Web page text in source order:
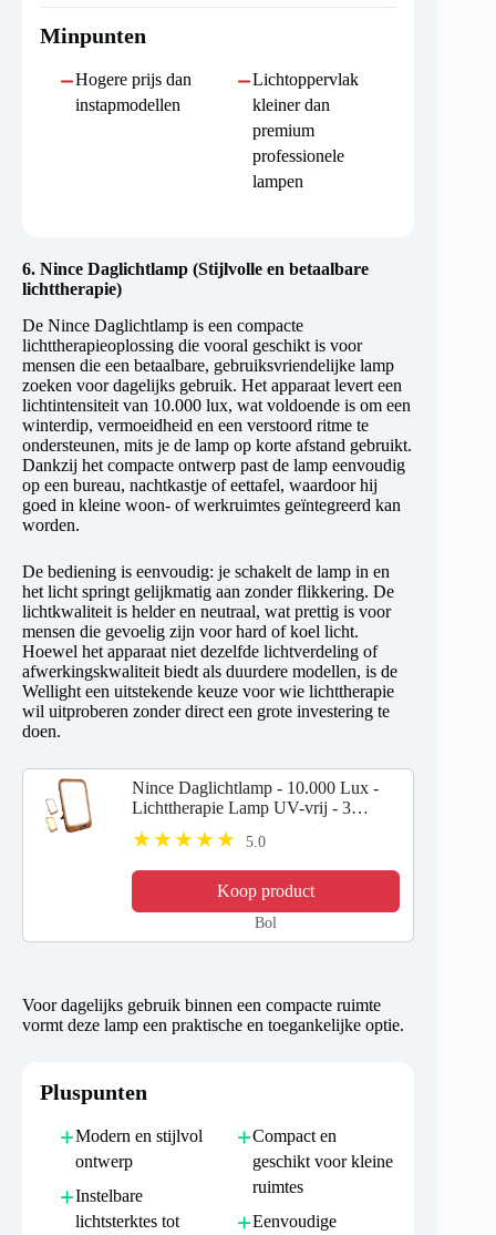
Minpunten
Hogere prijs dan
instapmodellen
Lichtoppervlak
kleiner dan
premium
professionele
lampen
6. Nince Daglichtlamp (Stijlvolle en betaalbare
lichttherapie)
De Nince Daglichtlamp is een compacte
lichttherapieoplossing die vooral geschikt is voor
mensen die een betaalbare, gebruiksvriendelijke lamp
zoeken voor dagelijks gebruik. Het apparaat levert een
lichtintensiteit van 10.000 lux, wat voldoende is om een
winterdip, vermoeidheid en een verstoord ritme te
ondersteunen, mits je de lamp op korte afstand gebruikt.
Dankzij het compacte ontwerp past de lamp eenvoudig
op een bureau, nachtkastje of eettafel, waardoor hij
goed in kleine woon- of werkruimtes geïntegreerd kan
worden.
De bediening is eenvoudig: je schakelt de lamp in en
het licht springt gelijkmatig aan zonder flikkering. De
lichtkwaliteit is helder en neutraal, wat prettig is voor
mensen die gevoelig zijn voor hard of koel licht.
Hoewel het apparaat niet dezelfde lichtverdeling of
afwerkingskwaliteit biedt als duurdere modellen, is de
Wellight een uitstekende keuze voor wie lichttherapie
wil uitproberen zonder direct een grote investering te
doen.
Nince Daglichtlamp - 10.000 Lux -
Lichttherapie Lamp UV-vrij - 3
Lichtkleuren & Timer -
Lichttherapielamp tegen Winterdip -
Daglichtlamp Hobby & Kantoor
5.0
Koop product
Bol
Voor dagelijks gebruik binnen een compacte ruimte
vormt deze lamp een praktische en toegankelijke optie.
Pluspunten
Modern en stijlvol
ontwerp
Instelbare
lichtsterktes tot
Compact en
geschikt voor kleine
ruimtes
Eenvoudige